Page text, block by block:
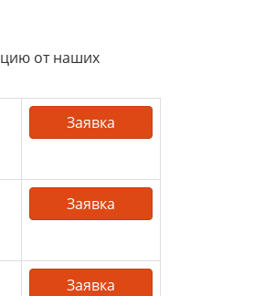
от наших
Заявка
Заявка
Заявка